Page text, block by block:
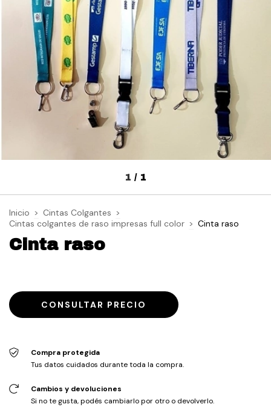
1 / 1
Inicio > Cintas Colgantes >
Cintas colgantes de raso impresas full color > Cinta raso
Cinta raso
Compra protegida
Tus datos cuidados durante toda la compra.
Cambios y devoluciones
Si no te gusta, podés cambiarlo por otro o devolverlo.